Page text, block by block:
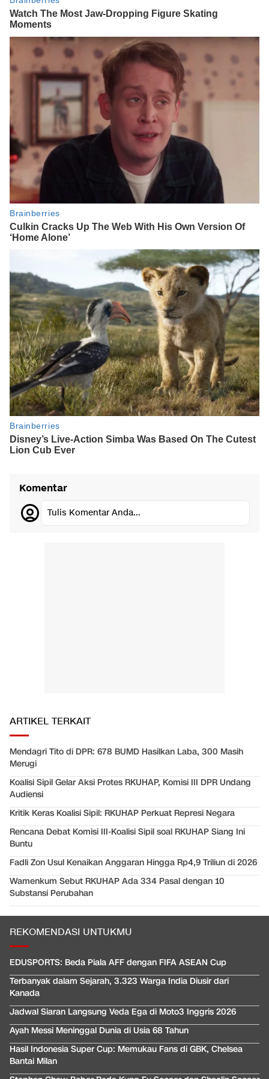
Komentar
Tulis Komentar Anda...
ARTIKEL TERKAIT
Mendagri Tito di DPR: 678 BUMD Hasilkan Laba, 300 Masih
Merugi
Koalisi Sipil Gelar Aksi Protes RKUHAP, Komisi III DPR Undang
Audiensi
Kritik Keras Koalisi Sipil: RKUHAP Perkuat Represi Negara
Rencana Debat Komisi III-Koalisi Sipil soal RKUHAP Siang Ini
Buntu
Fadli Zon Usul Kenaikan Anggaran Hingga Rp4,9 Triliun di 2026
Wamenkum Sebut RKUHAP Ada 334 Pasal dengan 10
Substansi Perubahan
REKOMENDASI UNTUKMU
EDUSPORTS: Beda Piala AFF dengan FIFA ASEAN Cup
Terbanyak dalam Sejarah, 3.323 Warga India Diusir dari
Kanada
Jadwal Siaran Langsung Veda Ega di Moto3 Inggris 2026
Ayah Messi Meninggal Dunia di Usia 68 Tahun
Hasil Indonesia Super Cup: Memukau Fans di GBK, Chelsea
Bantai Milan